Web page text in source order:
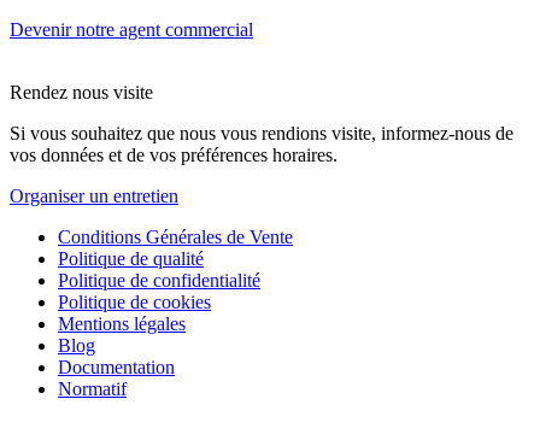
Devenir notre agent commercial
Rendez nous visite
Si vous souhaitez que nous vous rendions visite, informez-nous de
vos données et de vos préférences horaires.
Organiser un entretien
Conditions Générales de Vente
Politique de qualité
Politique de confidentialité
Politique de cookies
Mentions légales
Blog
Documentation
Normatif